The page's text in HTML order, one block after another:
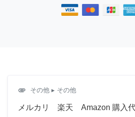
attachment その他 ▸ その他
メルカリ 楽天 Amazon 購入